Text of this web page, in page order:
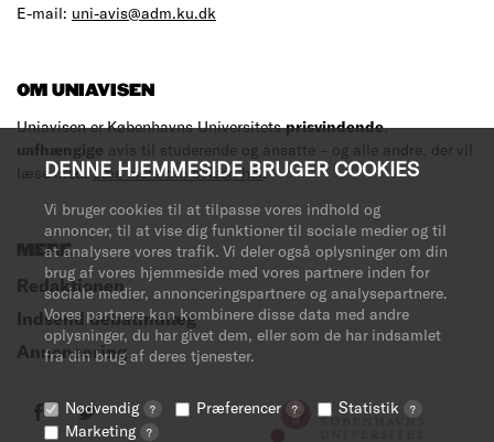
DENNE HJEMMESIDE BRUGER COOKIES
Vi bruger cookies til at tilpasse vores indhold og
annoncer, til at vise dig funktioner til sociale medier og til
at analysere vores trafik. Vi deler også oplysninger om din
brug af vores hjemmeside med vores partnere inden for
sociale medier, annonceringspartnere og analysepartnere.
Vores partnere kan kombinere disse data med andre
oplysninger, du har givet dem, eller som de har indsamlet
fra din brug af deres tjenester.
Nødvendig ? Præferencer ? Statistik ?
Marketing ?
E-mail: uni-avis@adm.ku.dk
OM UNIAVISEN
Uniavisen er Københavns Universitetsprisvindende,
uafhængige avis til studerende og ansatte – og alle andre, der vil
læse med.Læs mere om avisen her.
MERE
Redaktionen
Indsend debatindlæg
Annoncering